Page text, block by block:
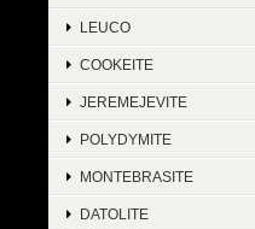
LEUCO
COOKEITE
JEREMEJEVITE
POLYDYMITE
MONTEBRASITE
DATOLITE